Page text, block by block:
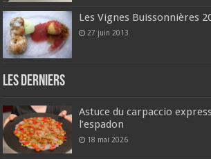
Les Vignes Buissonnières
27 juin 2013
Les derniers
Astuce du carpaccio
l’espadon
18 mai 2026